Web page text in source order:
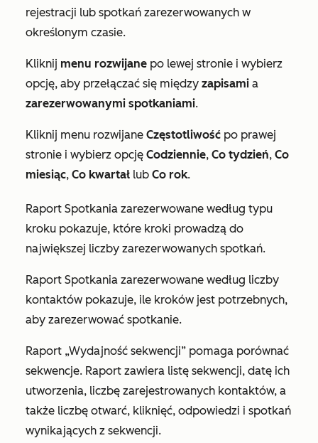
rejestracji lub spotkań zarezerwowanych w
określonym czasie.
Kliknij menu rozwijane po lewej stronie i wybierz
opcję, aby przełączać się między zapisami a
zarezerwowanymi spotkaniami.
Kliknij menu rozwijane Częstotliwość po prawej
stronie i wybierz opcję Codziennie, Co tydzień, Co
miesiąc, Co kwartał lub Co rok.
Raport Spotkania zarezerwowane według typu
kroku pokazuje, które kroki prowadzą do
największej liczby zarezerwowanych spotkań.
Raport Spotkania zarezerwowane według liczby
kontaktów pokazuje, ile kroków jest potrzebnych,
aby zarezerwować spotkanie.
Raport „Wydajność sekwencji” pomaga porównać
sekwencje. Raport zawiera listę sekwencji, datę ich
utworzenia, liczbę zarejestrowanych kontaktów, a
także liczbę otwarć, kliknięć, odpowiedzi i spotkań
wynikających z sekwencji.